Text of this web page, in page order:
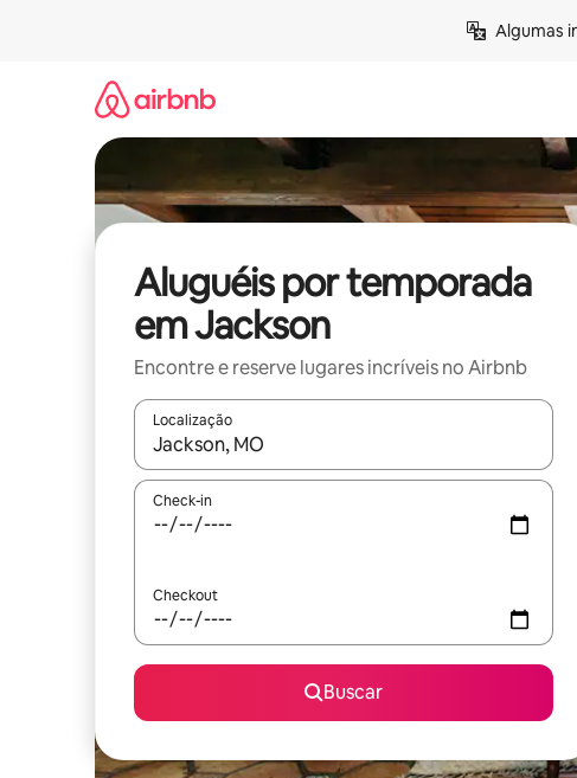
Algumas
Aluguéis por temporada
em Jackson
Encontre e reserve lugares incríveis no Airbnb
Localização
Quando os resultados estiverem disponíveis, explore-
Check-in
Checkout
Buscar